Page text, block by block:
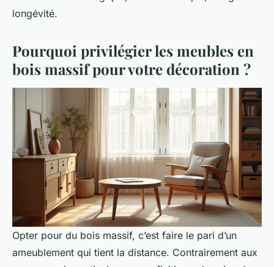
longévité.
Pourquoi privilégier les meubles en
bois massif pour votre décoration ?
Opter pour du bois massif, c’est faire le pari d’un
ameublement qui tient la distance. Contrairement aux